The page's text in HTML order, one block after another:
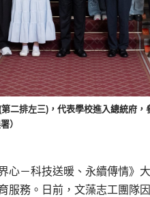
二排左三)，代表學校進入總統府，
）
心－科技送暖、永續傳情》
服務 。日前，文藻志工團隊